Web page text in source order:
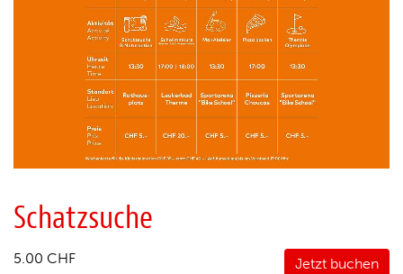
Schatzsuche
5.00 CHF Jetzt buchen